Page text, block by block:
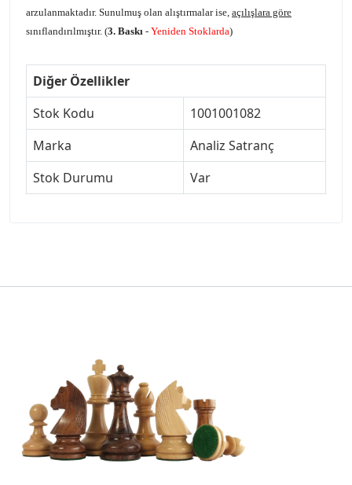
arzulanmaktadır. Sunulmuş olan alıştırmalar ise, açılışlara göre
sınıflandırılmıştır. (3. Baskı - Yeniden Stoklarda)
Diğer Özellikler
Stok Kodu
1001001082
Marka
Analiz Satranç
Stok Durumu
Var